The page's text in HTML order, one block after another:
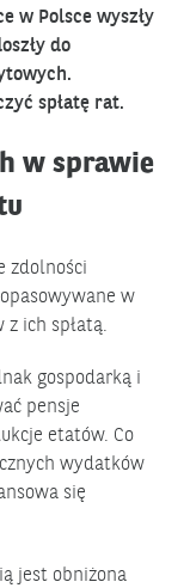
w Polsce wyszły
do
spłatę rat.
w sprawie
zdolności
w
ich spłatą.
gospodarką i
pensje
etatów. Co
wydatków
się
jest obniżona